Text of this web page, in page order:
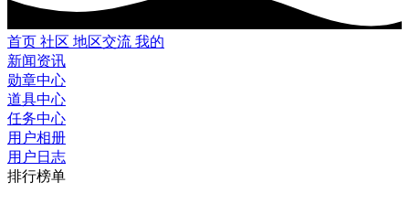
首页 社区 地区交流 我的
新闻资讯
勋章中心
道具中心
任务中心
用户相册
用户日志
排行榜单